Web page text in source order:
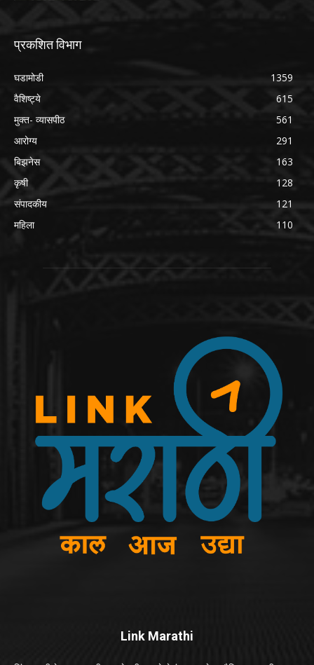
प्रकशित विभाग
घडामोडी
1359
वैशिष्ट्ये
615
मुक्त- व्यासपीठ
561
आरोग्य
291
बिझनेस
163
कृषी
128
संपादकीय
121
महिला
110
Link Marathi